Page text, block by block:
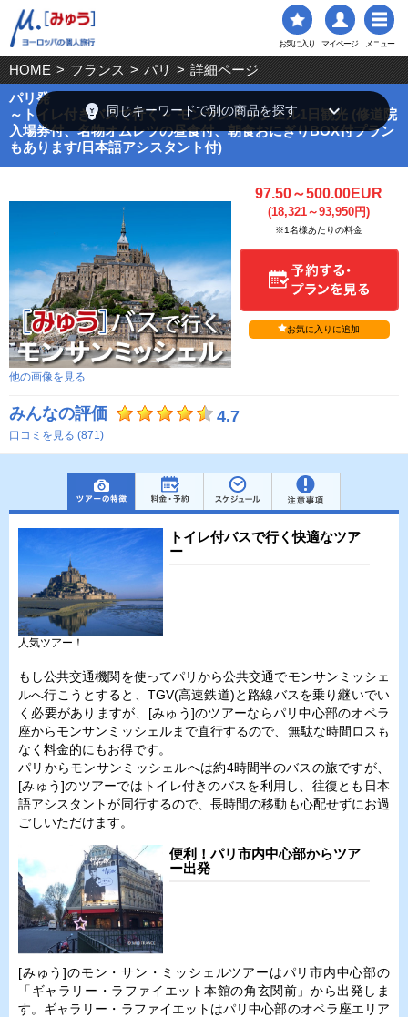
お気に入り マイページ メニュー
HOME > フランス > パリ > 詳細ページ
パリ発
～トイレ付きバスで行く～ モンサンミッシェル1日観光 (修道院
入場券付、名物オムレツの昼食付、朝食おにぎりBOX付プラン
もあります/日本語アシスタント付)
他の画像を見る
97.50～500.00EUR
(18,321～93,950円)
※1名様あたりの料金
お気に入りに追加
みんなの評価 4.7
口コミを見る (871)
トイレ付バスで行く快適なツア
ー
人気ツアー！
もし公共交通機関を使ってパリから公共交通でモンサンミッシェ
ルへ行こうとすると、TGV(高速鉄道)と路線バスを乗り継いでい
く必要がありますが、[みゅう]のツアーならパリ中心部のオペラ
座からモンサンミッシェルまで直行するので、無駄な時間ロスも
なく料金的にもお得です。
パリからモンサンミッシェルへは約4時間半のバスの旅ですが、
[みゅう]のツアーではトイレ付きのバスを利用し、往復とも日本
語アシスタントが同行するので、長時間の移動も心配せずにお過
ごしいただけます。
便利！パリ市内中心部からツア
ー出発
[みゅう]のモン・サン・ミッシェルツアーはパリ市内中心部の
「ギャラリー・ラファイエット本館の角玄関前」から出発しま
す。ギャラリー・ラファイエットはパリ中心部のオペラ座エリア
emoji_objects同じキーワードで別の商品を探すkeyboard_arrow_down